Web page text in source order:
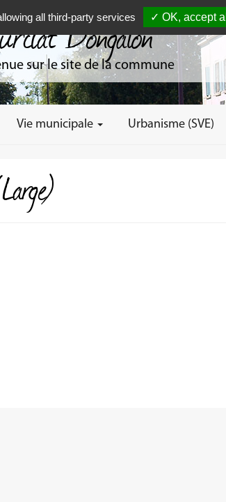
Dongalon
sur le site de la commune
Vie municipale Urbanisme (SVE)
all third-party services ✓ OK, accept all